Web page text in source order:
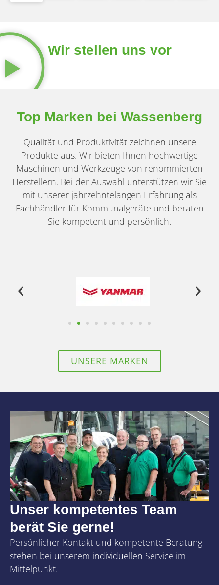
Wir stellen uns vor
Top Marken bei Wassenberg
Qualität und Produktivität zeichnen unsere
Produkte aus. Wir bieten Ihnen hochwertige
Maschinen und Werkzeuge von renommierten
Herstellern. Bei der Auswahl unterstützen wir Sie
mit unserer jahrzehntelangen Erfahrung als
Fachhändler für Kommunalgeräte und beraten
Sie kompetent und persönlich.
UNSERE MARKEN
Unser kompetentes Team
berät Sie gerne!
Persönlicher Kontakt und kompetente Beratung
stehen bei unserem individuellen Service im
Mittelpunkt.